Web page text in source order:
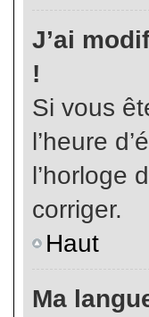
J’ai
!
Si vous
l’heure
l’horloge
corriger.
Haut
Ma